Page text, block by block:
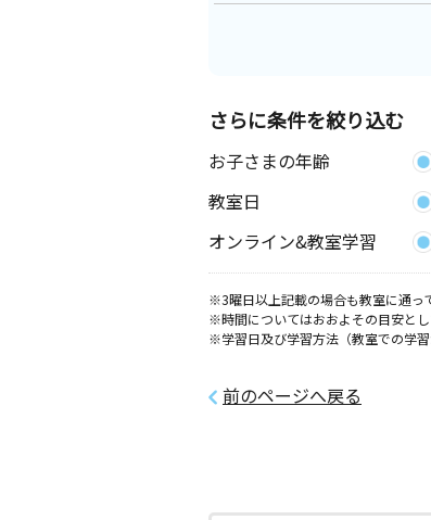
さらに条件を絞り込む
お子さまの年齢
教室日
オンライン&教室学習
※3曜日以上記載の場合も教室に通っ
※時間についてはおおよその目安と
※学習日及び学習方法（教室での学
前のページへ戻る